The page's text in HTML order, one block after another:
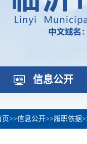
信息公开
页>>信息公开>>履职依据